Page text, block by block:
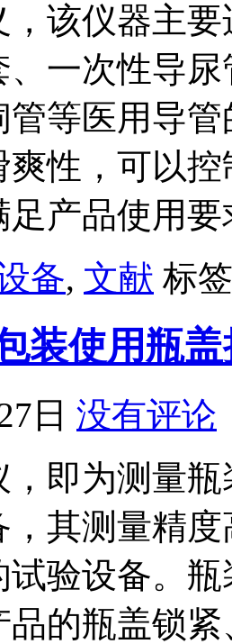
，该仪器主
、一次性导
管等医用导
爽性，可以
足产品使用要
备, 文献 标
装使用瓶
日 没有评论
，即为测量
，其测量精
试验设备。
品的瓶盖锁